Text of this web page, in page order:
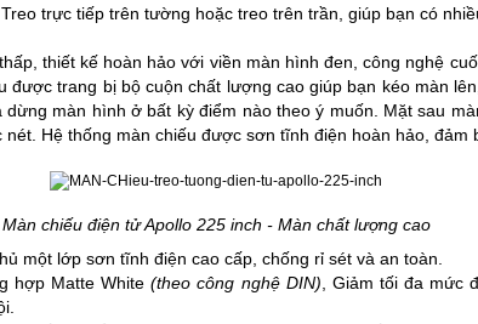
trực tiếp trên tường hoặc treo trên trần, giúp bạn có
thiết kế hoàn hảo với viền màn hình đen, công nghệ
được trang bị bộ cuộn chất lượng cao giúp bạn kéo màn
dừng màn hình ở bất kỳ điểm nào theo ý muốn. Mặt sau
nét. Hệ thống màn chiếu được sơn tĩnh điện hoàn hảo, đảm
Màn chiếu điện tử Apollo 225 inch - Màn chất lượng cao
một lớp sơn tĩnh điện cao cấp, chống rỉ sét và an toàn.
hợp Matte White(theo công nghệ DIN), Giảm tối đa mức